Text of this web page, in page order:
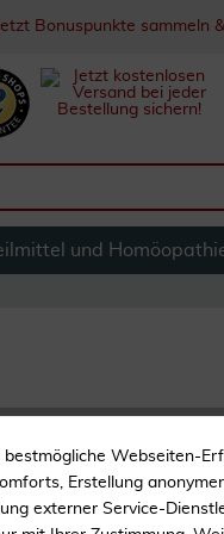
Jetzt Bonuspunkte sammeln
und
Nur 1 x täglich
Glutenfrei
Webseiten-
Erstellung
externer Service-